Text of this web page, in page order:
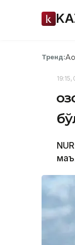
Тренд:
19:15,